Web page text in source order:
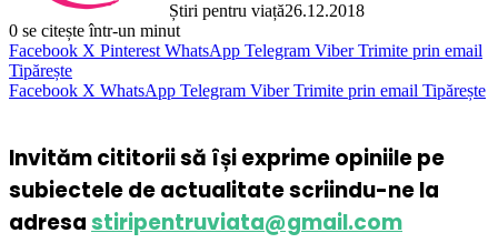
Știri pentru viață26.12.2018
0 se citește într-un minut
Facebook X Pinterest WhatsApp Telegram Viber Trimite prin email
Tipărește
Facebook X WhatsApp Telegram Viber Trimite prin email Tipărește
Invităm cititorii să își exprime opiniile pe
subiectele de actualitate scriindu-ne la
adresastiripentruviata@gmail.com